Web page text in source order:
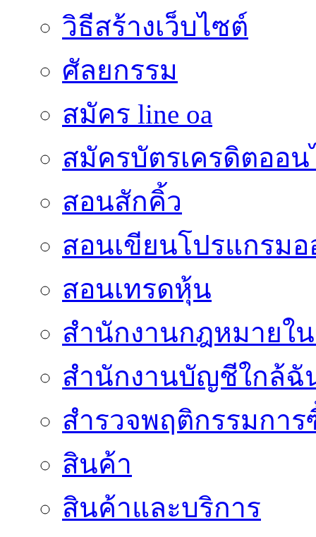
วิธีสร้างเว็บไซต์
ศัลยกรรม
สมัคร line oa
สมัครบัตรเครดิตออ
สอนสักคิ้ว
สอนเขียนโปรแกรม
สอนเทรดหุ้น
สำนักงานกฎหมายใ
สำนักงานบัญชีใกล้ฉั
สำรวจพฤติกรรมการ
สินค้า
สินค้าและบริการ